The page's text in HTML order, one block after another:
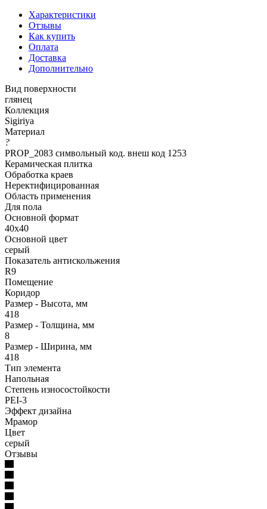
Характеристики
Отзывы
Как купить
Оплата
Доставка
Дополнительно
Вид поверхности
глянец
Коллекция
Sigiriya
Материал
?
PROP_2083 символьный код. внеш код 1253
Керамическая плитка
Обработка краев
Неректифицированная
Область применения
Для пола
Основной формат
40х40
Основной цвет
серый
Показатель антискольжения
R9
Помещение
Коридор
Размер - Высота, мм
418
Размер - Толщина, мм
8
Размер - Ширина, мм
418
Тип элемента
Напольная
Степень износостойкости
PEI-3
Эффект дизайна
Мрамор
Цвет
серый
Отзывы